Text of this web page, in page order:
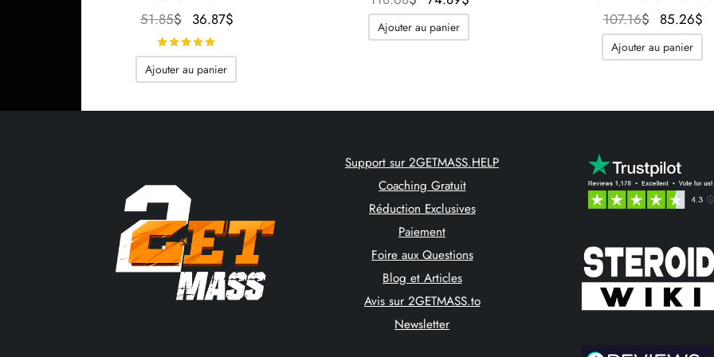
51.85$ Le prix
initial
était :
51.85$.
36.87$
36.87$.
Ajouter au panier
initial
était :
Ajouter au panier
107.16$
Le prix
initial
était :
85.26$
Ajouter au panier
Support sur 2GETMASS.HELP
Coaching Gratuit
Réduction Exclusives
Paiement
Foire aux Questions
Blog et Articles
Avis sur 2GETMASS.to
Newsletter